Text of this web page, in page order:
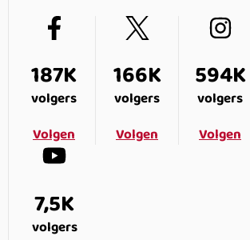
187K
volgers
Volgen
166K
volgers
Volgen
594K
volgers
Volgen
7,5K
volgers